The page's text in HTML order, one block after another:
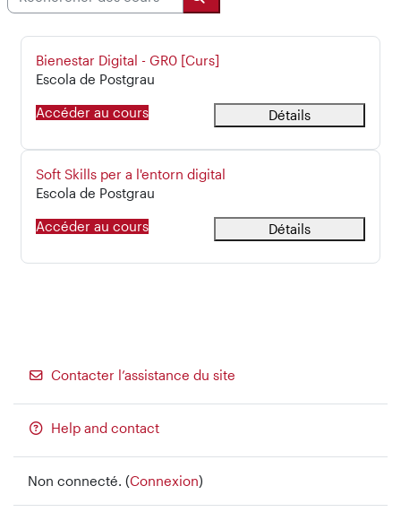
Rechercher des cours
Nom du cours
Bienestar Digital - GR0 [Curs]
Catégorie de cours
Escola de Postgrau
Accéder au cours Détails
Nom du cours
Soft Skills per a l'entorn digital
Catégorie de cours
Escola de Postgrau
Accéder au cours Détails
Contacter l’assistance du site
Help and contact
Non connecté. (Connexion)